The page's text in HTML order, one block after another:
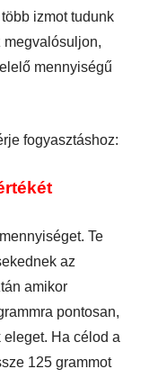
izmot tudunk
megvalósuljon,
mennyiségű
fogyasztáshoz:
Te
az
amikor
pontosan,
eleget. Ha célod a
125 grammot